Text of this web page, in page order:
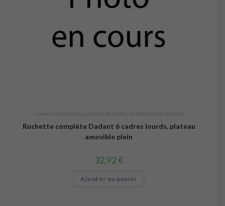
L'univers de la ruche Les corps de ruche Les éléments de la ruche
Ruchette complète Dadant 6 cadres lourds, plateau
amovible plein
32,92€
Ajouter au panier